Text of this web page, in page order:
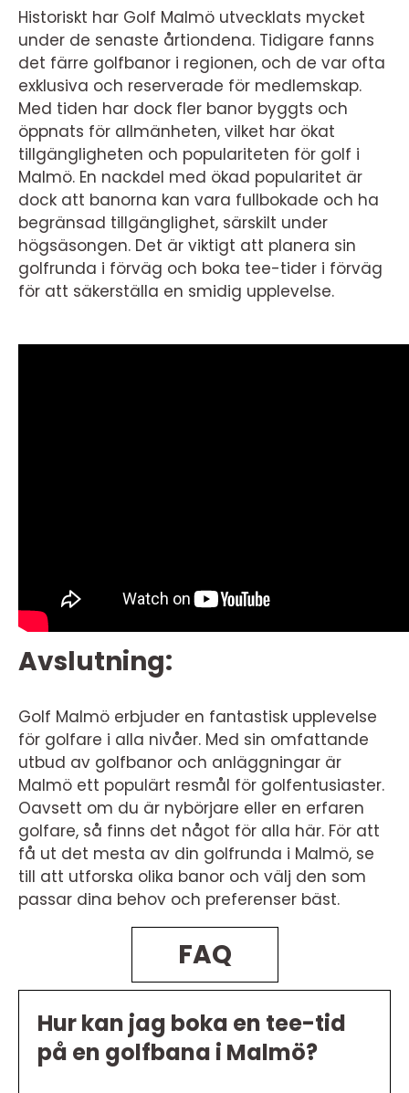
Historiskt har Golf Malmö utvecklats mycket
under de senaste årtiondena. Tidigare fanns
det färre golfbanor i regionen, och de var ofta
exklusiva och reserverade för medlemskap.
Med tiden har dock fler banor byggts och
öppnats för allmänheten, vilket har ökat
tillgängligheten och populariteten för golf i
Malmö. En nackdel med ökad popularitet är
dock att banorna kan vara fullbokade och ha
begränsad tillgänglighet, särskilt under
högsäsongen. Det är viktigt att planera sin
golfrunda i förväg och boka tee-tider i förväg
för att säkerställa en smidig upplevelse.
Avslutning:
Golf Malmö erbjuder en fantastisk upplevelse
för golfare i alla nivåer. Med sin omfattande
utbud av golfbanor och anläggningar är
Malmö ett populärt resmål för golfentusiaster.
Oavsett om du är nybörjare eller en erfaren
golfare, så finns det något för alla här. För att
få ut det mesta av din golfrunda i Malmö, se
till att utforska olika banor och välj den som
passar dina behov och preferenser bäst.
FAQ
Hur kan jag boka en tee-tid
på en golfbana i Malmö?